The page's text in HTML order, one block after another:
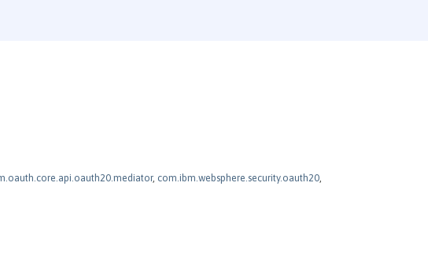
, com.ibm.websphere.security.oauth20,